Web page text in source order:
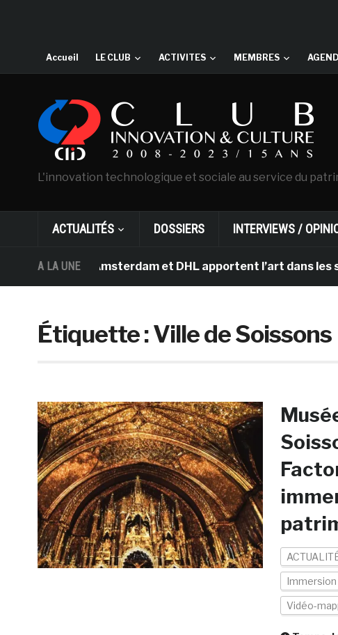
Accueil LE CLUB ACTIVITES MEMBRES
L'innovation technologique et sociale au service du
ACTUALITÉS DOSSIERS INTERVIEWS /
A LA UNE
Gogh d’Amsterdam et DHL apportent l’art dans les
Étiquette :Ville de Soissons
Immersion
Vidéo-